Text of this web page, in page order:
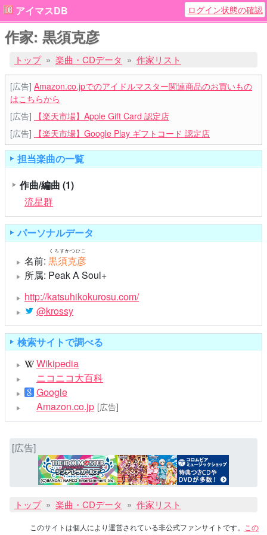
アイマスDB ログイン状態の確認
作家: 黒須克彦
トップ 楽曲・CDデータ 作家リスト
[広告] Amazon.co.jpでのアイドルマスター関連商品のお買いもの
はこちらから
[広告]
【楽天市場】Apple Gift Card 認定店
[広告]
【楽天市場】Google Play ギフトコード 認定店
担当楽曲の一覧
作曲/編曲 (1)
流星群
パーソナルデータ
名前: 黒須克彦
くろすかつひこ
所属: Peak A Soul+
http://katsuhikokurosu.com/
@krossy
検索サイトで調べる
Wikipedia
ニコニコ大百科
Google
Amazon.co.jp [広告]
[広告]
トップ 楽曲・CDデータ 作家リスト
このサイトは個人により運営されている非公式ファンサイトです。
この